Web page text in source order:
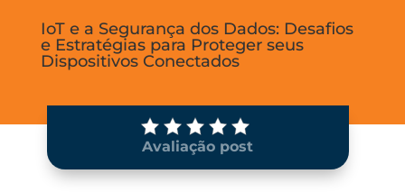
IoT e a Segurança dos Dados: Desafios
e Estratégias para Proteger seus
Dispositivos Conectados
Avaliação post